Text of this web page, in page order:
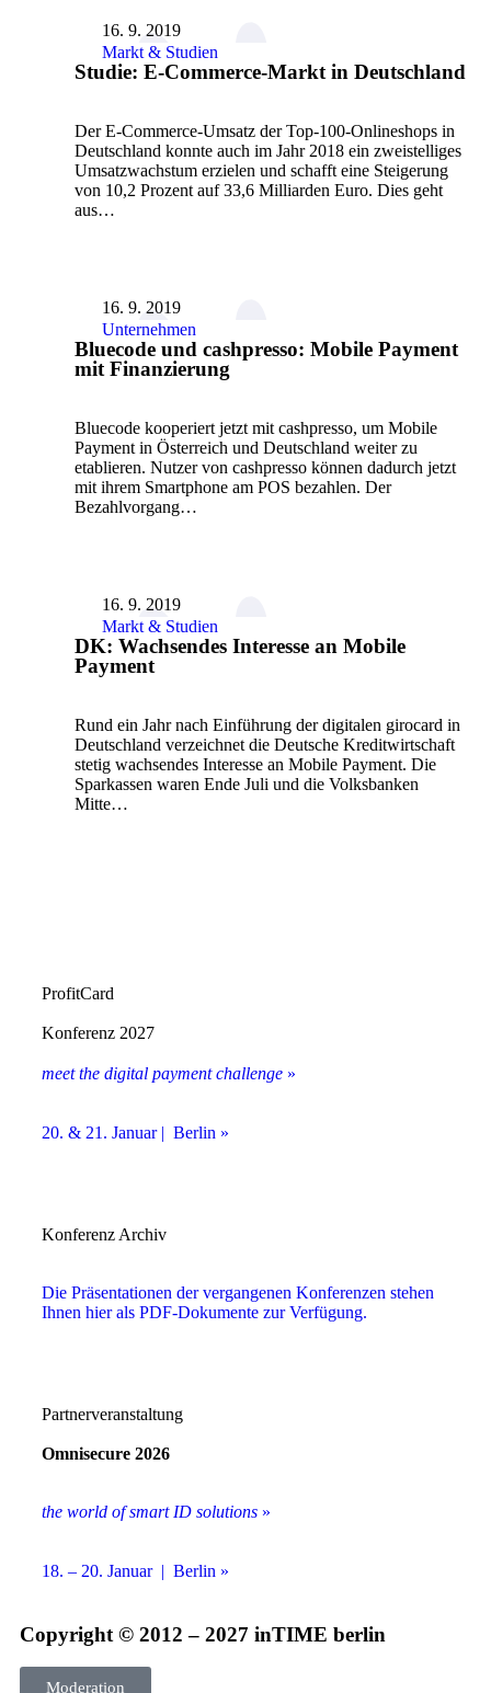
16. 9. 2019
Markt & Studien
Studie: E-Commerce-Markt in Deutschland
Der E-Commerce-Umsatz der Top-100-Onlineshops in
Deutschland konnte auch im Jahr 2018 ein zweistelliges
Umsatzwachstum erzielen und schafft eine Steigerung
von 10,2 Prozent auf 33,6 Milliarden Euro. Dies geht
aus…
16. 9. 2019
Unternehmen
Bluecode und cashpresso: Mobile Payment
mit Finanzierung
Bluecode kooperiert jetzt mit cashpresso, um Mobile
Payment in Österreich und Deutschland weiter zu
etablieren. Nutzer von cashpresso können dadurch jetzt
mit ihrem Smartphone am POS bezahlen. Der
Bezahlvorgang…
16. 9. 2019
Markt & Studien
DK: Wachsendes Interesse an Mobile
Payment
Rund ein Jahr nach Einführung der digitalen girocard in
Deutschland verzeichnet die Deutsche Kreditwirtschaft
stetig wachsendes Interesse an Mobile Payment. Die
Sparkassen waren Ende Juli und die Volksbanken
Mitte…
ProfitCard
Konferenz 2027
meet the digital payment challenge »
20. & 21. Januar | Berlin »
Konferenz Archiv
Die Präsentationen der vergangenen Konferenzen stehen
Ihnen hier als PDF-Dokumente zur Verfügung.
Partnerveranstaltung
Omnisecure 2026
the world of smart ID solutions »
18. – 20. Januar | Berlin »
Copyright © 2012 – 2027 inTIME berlin
Moderation